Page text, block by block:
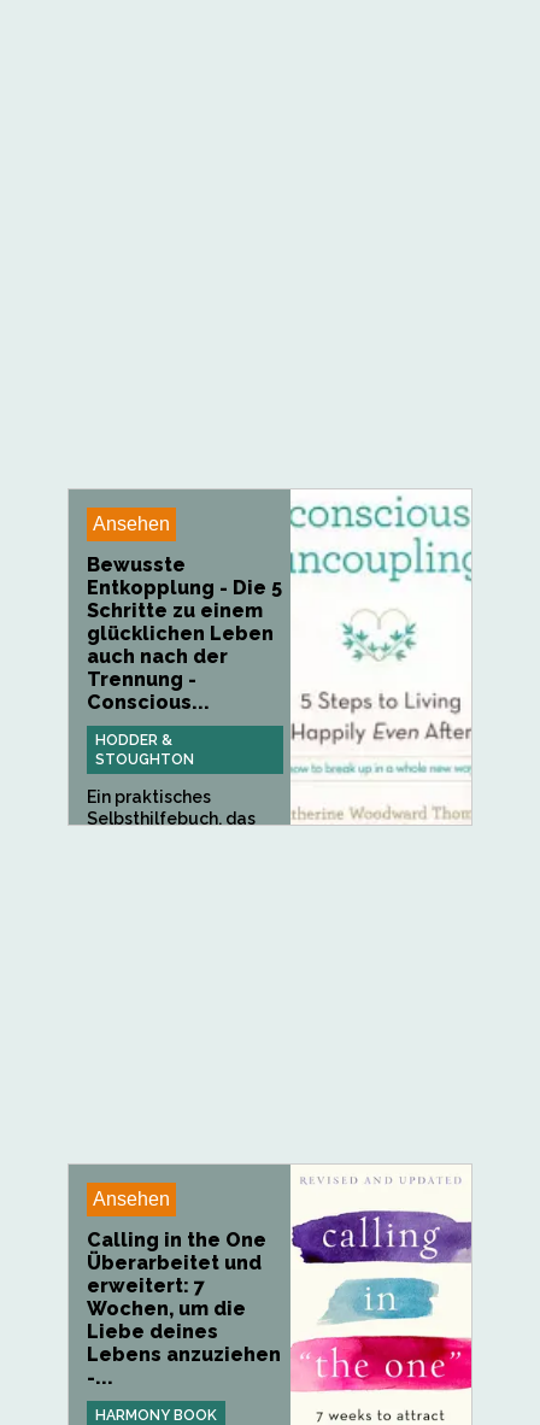
Ansehen
Bewusste
Entkopplung - Die 5
Schritte zu einem
glücklichen Leben
auch nach der
Trennung -
Conscious...
HODDER &
STOUGHTON
Ein praktisches
Selbsthilfebuch, das
Ansehen
Calling in the One
Überarbeitet und
erweitert: 7
Wochen, um die
Liebe deines
Lebens anzuziehen
-...
HARMONY BOOK